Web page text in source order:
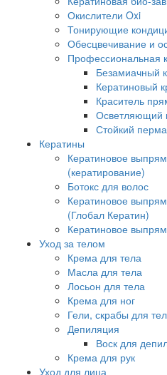
Окислители Oxi
Тонирующие
Обесцвечивание и
Профессиональная
Безамиачный
Кератиновый
Краситель
Осветляющий
Стойкий
Кератины
Кератиновое
(кератирование)
Ботокс для волос
Кератиновое
(Глобал Кератин)
Кератиновое
Уход за телом
Крема для тела
Масла для тела
Лосьон для тела
Крема для ног
Гели, скрабы для
Депиляция
Воск для
Крема для рук
Уход для лица